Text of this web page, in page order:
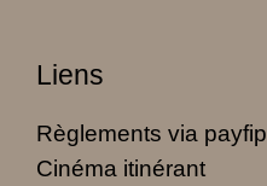
Liens
Règlements via payfip
Cinéma itinérant